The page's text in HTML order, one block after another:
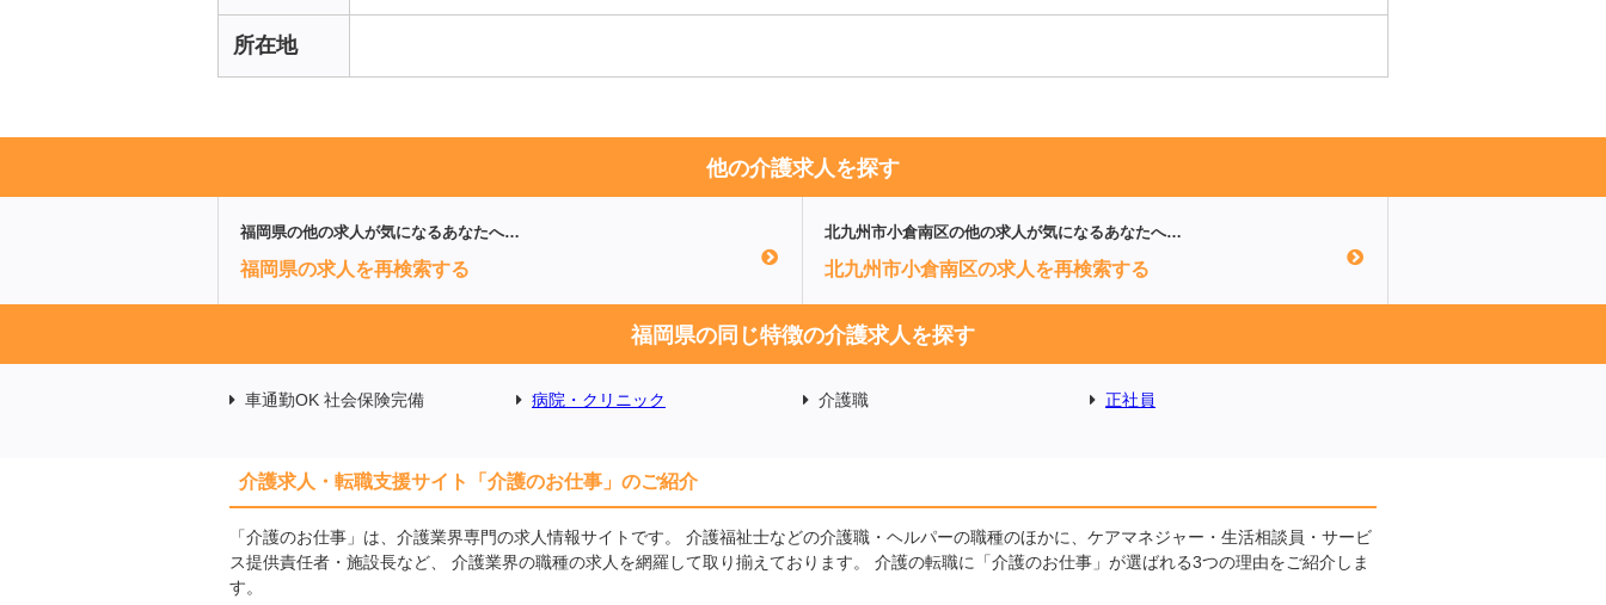
所在地
他の介護求人を探す
福岡県の他の求人が気になるあなたへ…
福岡県の求人を再検索する
北九州市小倉南区の他の求人が気になるあなたへ…
北九州市小倉南区の求人を再検索する
福岡県の同じ特徴の介護求人を探す
車通勤OK 社会保険完備 病院・クリニック 介護職 正社員
介護求人・転職支援サイト「介護のお仕事」のご紹介
「介護のお仕事」は、介護業界専門の求人情報サイトです。 介護福祉士などの介護職・ヘルパーの職種のほかに、ケアマネジャー・生活相談員・サービ
ス提供責任者・施設長など、 介護業界の職種の求人を網羅して取り揃えております。 介護の転職に「介護のお仕事」が選ばれる3つの理由をご紹介しま
す。